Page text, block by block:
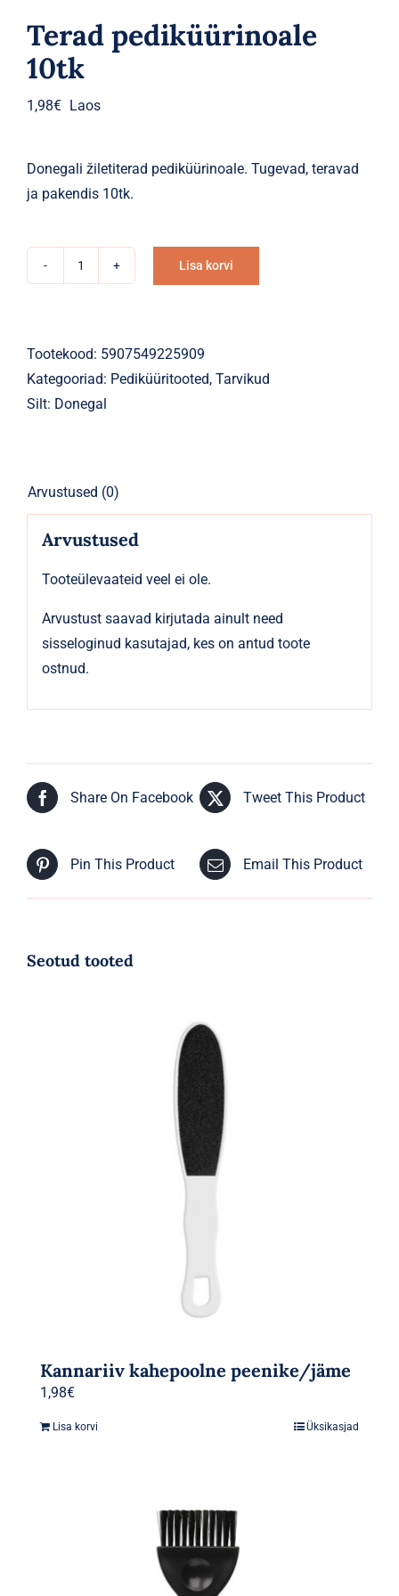
Kaubamärgid
Eripakkumised
Terad pediküürinoale
10tk
1,98€ Laos
Donegali žiletiterad pediküürinoale. Tugevad, teravad
ja pakendis 10tk.
kogus
Lisa korvi
Alternative:
Tootekood: 5907549225909
Kategooriad: Pediküüritooted, Tarvikud
Silt: Donegal
Arvustused (0)
Arvustused
Tooteülevaateid veel ei ole.
Arvustust saavad kirjutada ainult need
sisseloginud kasutajad, kes on antud toote
ostnud.
Share On Facebook Tweet This Product
Pin This Product Email This Product
Seotud tooted
Kannariiv kahepoolne peenike/jäme
1,98€
Lisa korvi Üksikasjad